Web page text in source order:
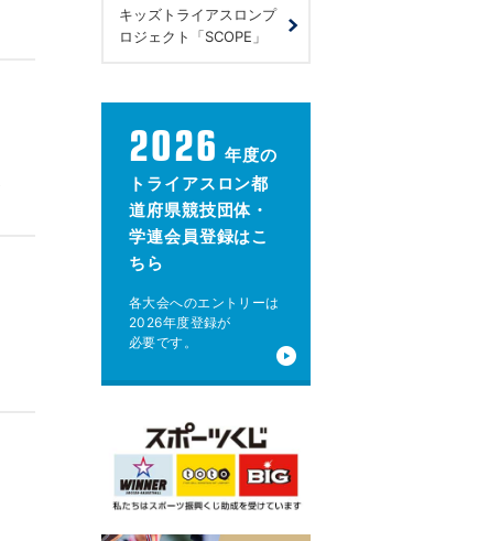
キッズトライアスロンプ
ロジェクト「SCOPE」
2026 年度の
トライアスロン都
道府県競技団体・
学連会員登録はこ
ちら
各大会へのエントリーは
2026年度登録が
必要です。